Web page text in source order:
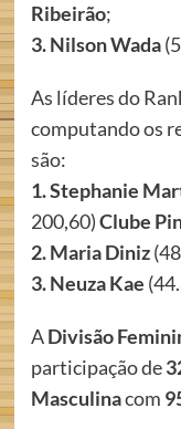
Ribeirão;
3. Nilson Wada
As líderes do
computando os
são:
1. Stephanie
200,60)Clube
2. Maria Diniz
3. Neuza Kae
ADivisão
participação de
Masculinacom